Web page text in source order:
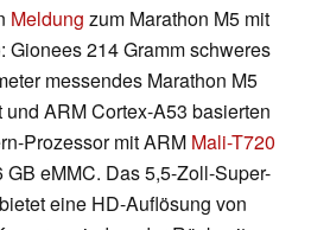
Meldung zum Marathon M5 mit
Gionees 214 Gramm schweres
messendes Marathon M5
ARM Cortex-A53 basierten
Prozessor mit ARM Mali-T720
eMMC. Das 5,5-Zoll-Super-
eine HD-Auflösung von